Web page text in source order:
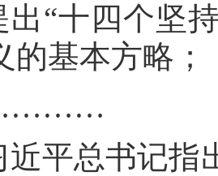
出“十四个坚
的基本方略；
近平总书记指